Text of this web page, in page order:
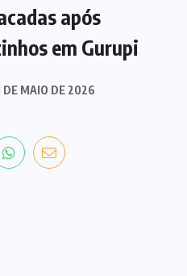
após
em Gurupi
DE MAIO DE 2026